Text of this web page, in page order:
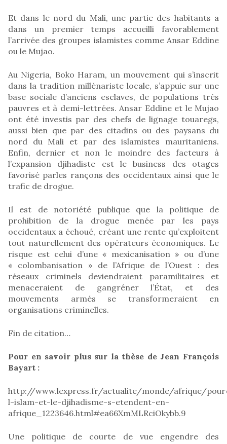
Et dans le nord du Mali, une partie des habitants a
dans un premier temps accueilli favorablement
l’arrivée des groupes islamistes comme Ansar Eddine
ou le Mujao.
Au Nigeria, Boko Haram, un mouvement qui s’inscrit
dans la tradition millénariste locale, s’appuie sur une
base sociale d’anciens esclaves, de populations très
pauvres et à demi-lettrées. Ansar Eddine et le Mujao
ont été investis par des chefs de lignage touaregs,
aussi bien que par des citadins ou des paysans du
nord du Mali et par des islamistes mauritaniens.
Enfin, dernier et non le moindre des facteurs à
l’expansion djihadiste est le business des otages
favorisé parles rançons des occidentaux ainsi que le
trafic de drogue.
Il est de notoriété publique que la politique de
prohibition de la drogue menée par les pays
occidentaux a échoué, créant une rente qu’exploitent
tout naturellement des opérateurs économiques. Le
risque est celui d’une « mexicanisation » ou d’une
« colombanisation » de l’Afrique de l’Ouest : des
réseaux criminels deviendraient paramilitaires et
menaceraient de gangréner l’État, et des
mouvements armés se transformeraient en
organisations criminelles.
Fin de citation…
Pour en savoir plus sur la thèse de Jean François
Bayart :
http://www.lexpress.fr/actualite/monde/afrique/
l-islam-et-le-djihadisme-s-etendent-en-
afrique_1223646.html#ea66XmMLRciOkybb.9
Une politique de courte de vue engendre des